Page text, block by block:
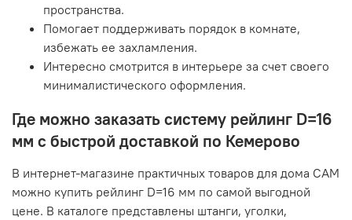
пространства.
Помогает поддерживать порядок в комнате,
избежать ее захламления.
Интересно смотрится в интерьере за счет своего
минималистического оформления.
Где можно заказать систему рейлинг D=16
мм с быстрой доставкой по Кемерово
В интернет-магазине практичных товаров для дома САМ
можно купить рейлинг D=16 мм по самой выгодной
цене. В каталоге представлены штанги, уголки,